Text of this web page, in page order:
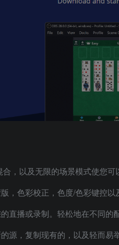
，以及无限的场景模式使您可
，色彩校正，色度/色彩键控以
直播或录制。轻松地在不同的
源，复制现有的，以及轻而易